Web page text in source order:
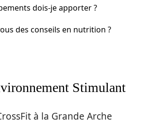
dois-je apporter ?
des conseils en nutrition ?
Stimulant
à la Grande Arche